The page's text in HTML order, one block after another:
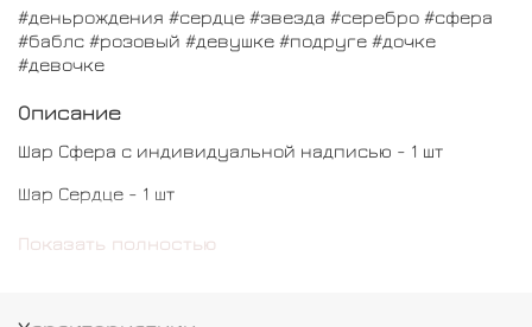
#деньрождения #сердце #звезда #серебро #сфера
#баблс #розовый #девушке #подруге #дочке
#девочке
Описание
Шар Сфера с индивидуальной надписью - 1 шт
Шар Сердце - 1 шт
Шар Звезда - 1 шт
Шар даблстафф - 2 шт
Показать полностью